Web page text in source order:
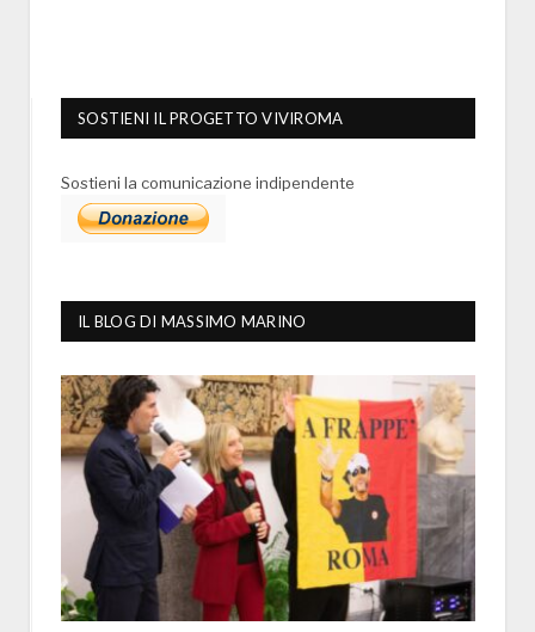
SOSTIENI IL PROGETTO VIVIROMA
Sostieni la comunicazione indipendente
IL BLOG DI MASSIMO MARINO